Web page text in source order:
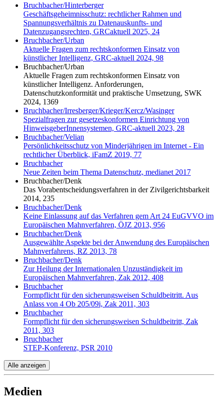
Bruchbacher/Hinterberger
Geschäftsgeheimnisschutz: rechtlicher Rahmen und
Spannungsverhältnis zu Datenauskunfts- und
Datenzugangsrechten, GRCaktuell 2025, 24
Bruchbacher/Urban
Aktuelle Fragen zum rechtskonformen Einsatz von
künstlicher Intelligenz, GRC-aktuell 2024, 98
Bruchbacher/Urban
Aktuelle Fragen zum rechtskonformen Einsatz von
künstlicher Intelligenz. Anforderungen,
Datenschutzkonformität und praktische Umsetzung, SWK
2024, 1369
Bruchbacher/Irresberger/Krieger/Kercz/Wasinger
Spezialfragen zur gesetzeskonformen Einrichtung von
HinweisgeberInnensystemen, GRC-aktuell 2023, 28
Bruchbacher/Velian
Persönlichkeitsschutz von Minderjährigen im Internet - Ein
rechtlicher Überblick, iFamZ 2019, 77
Bruchbacher
Neue Zeiten beim Thema Datenschutz, medianet 2017
Bruchbacher/Denk
Das Vorabentscheidungsverfahren in der Zivilgerichtsbarkeit
2014, 235
Bruchbacher/Denk
Keine Einlassung auf das Verfahren gem Art 24 EuGVVO im
Europäischen Mahnverfahren, ÖJZ 2013, 956
Bruchbacher/Denk
Ausgewählte Aspekte bei der Anwendung des Europäischen
Mahnverfahrens, RZ 2013, 78
Bruchbacher/Denk
Zur Heilung der Internationalen Unzuständigkeit im
Europäischen Mahnverfahren, Zak 2012, 408
Bruchbacher
Formpflicht für den sicherungsweisen Schuldbeitritt. Aus
Anlass von 4 Ob 205/09i, Zak 2011, 303
Bruchbacher
Formpflicht für den sicherungsweisen Schuldbeitritt, Zak
2011, 303
Bruchbacher
STEP-Konferenz, PSR 2010
Alle anzeigen
Medien